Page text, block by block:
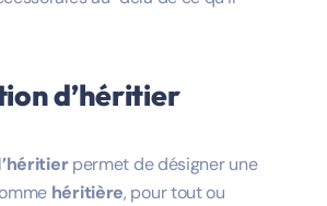
d’héritier
permet de désigner une
héritière, pour tout ou